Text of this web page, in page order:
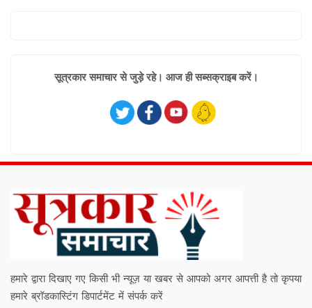
सूत्रकार समाचार से जुड़े रहे। आज ही सब्सक्राइब करें।
हमारे द्वारा दिखाए गए किसी भी न्यूज़ या खबर से आपको अगर आपत्ती है तो कृपया
हमारे ब्रॉडकास्टिंग डिपार्टमेंट में संपर्क करें